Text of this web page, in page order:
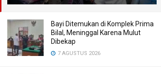
Bayi Ditemukan di Komplek Prima
Bilal, Meninggal Karena Mulut
Dibekap
7 AGUSTUS 2026